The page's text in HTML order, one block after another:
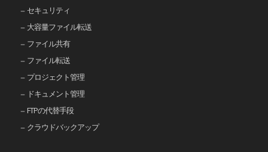
セキュリティ
大容量ファイル転送
ファイル共有
ファイル転送
プロジェクト管理
ドキュメント管理
FTPの代替手段
クラウドバックアップ